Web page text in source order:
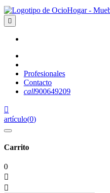

Profesionales
Contacto
call900649209

artículo(0)
Carrito
0

